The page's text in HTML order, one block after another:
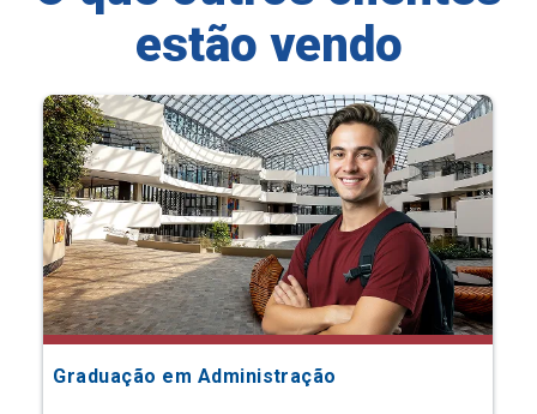
estão vendo
Graduação em Administração